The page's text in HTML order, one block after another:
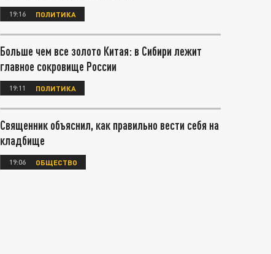
19:16 ПОЛИТИКА
Больше чем все золото Китая: в Сибири лежит
главное сокровище России
19:11 ПОЛИТИКА
Священник объяснил, как правильно вести себя на
кладбище
19:06 ОБЩЕСТВО